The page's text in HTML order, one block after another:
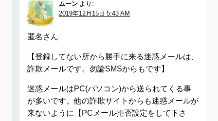
ムーン より:
2019年12月15日 5:43 AM
匿名さん
【登録してない所から勝手に来る迷惑メールは、
詐欺メールです。勿論SMSからもです】
迷惑メールはPC(パソコン)から送られてくる事
が多いです。他の詐欺サイトからも迷惑メールが
来ないように【PCメール拒否設定をして下さ